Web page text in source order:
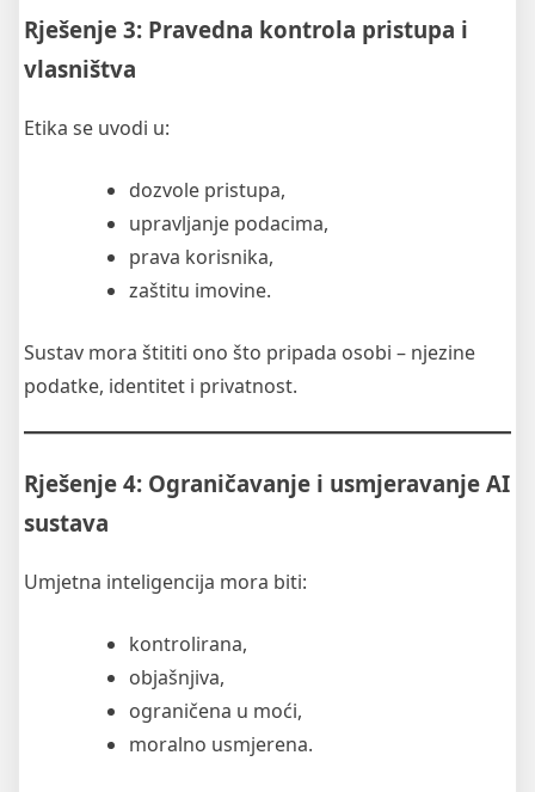
Rješenje 3: Pravedna kontrola pristupa i
vlasništva
Etika se uvodi u:
dozvole pristupa,
upravljanje podacima,
prava korisnika,
zaštitu imovine.
Sustav mora štititi ono što pripada osobi – njezine
podatke, identitet i privatnost.
Rješenje 4: Ograničavanje i usmjeravanje AI
sustava
Umjetna inteligencija mora biti:
kontrolirana,
objašnjiva,
ograničena u moći,
moralno usmjerena.